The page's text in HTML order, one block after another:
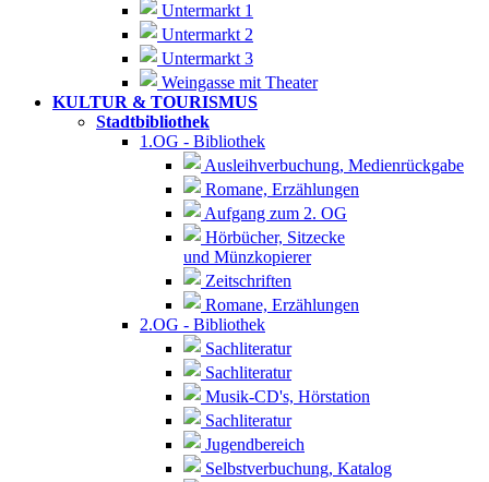
Untermarkt 1
Untermarkt 2
Untermarkt 3
Weingasse mit Theater
KULTUR & TOURISMUS
Stadtbibliothek
1.OG - Bibliothek
Ausleihverbuchung, Medienrückgabe
Romane, Erzählungen
Aufgang zum 2. OG
Hörbücher, Sitzecke
und Münzkopierer
Zeitschriften
Romane, Erzählungen
2.OG - Bibliothek
Sachliteratur
Sachliteratur
Musik-CD's, Hörstation
Sachliteratur
Jugendbereich
Selbstverbuchung, Katalog